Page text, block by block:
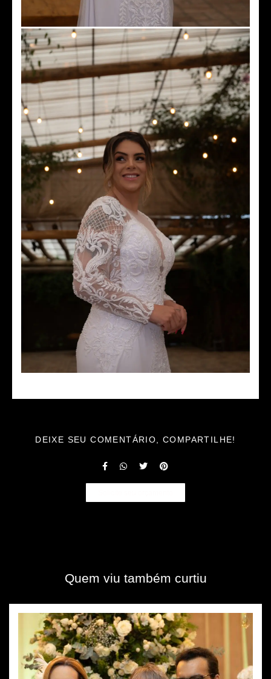
DEIXE SEU COMENTÁRIO, COMPARTILHE!
Quem viu também curtiu